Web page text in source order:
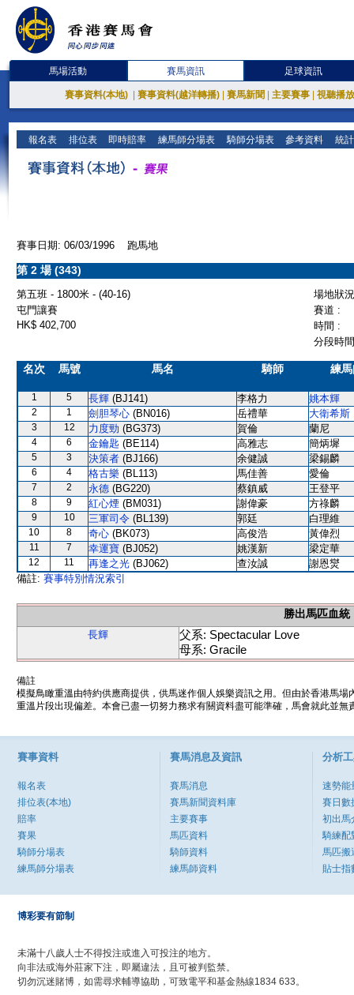
馬場活動 賽馬資訊 足球資訊
賽事資料(本地) 賽事資料(越洋轉播) 賽馬新聞 主要賽事 視聽播
報名表 排位表 即時賠率 練馬師分場表 騎師分場表 參考資料 統
賽事日期: 06/03/1996 跑馬地
第 2 場 (343)
第五班 - 1800米 - (40-16)
場地狀
屯門讓賽
賽道 :
HK$ 402,700
時間 :
分段時
名次 馬號 馬名 騎師 練
1 5 長輝 (BJ141) 李格力 姚本輝
2 1 劍胆琴心 (BN016) 岳禮華 大衛希斯
3 12 力度勁 (BG373) 賀倫 蘭尼
4 6 金鑰匙 (BE114) 高雅志 簡炳墀
5 3 決策者 (BJ166) 余健誠 梁錫麟
6 4 格古樂 (BL113) 馬佳善 愛倫
7 2 永德 (BG220) 蔡鎮威 王登平
8 9 紅心煙 (BM031) 謝偉豪 方祿麟
9 10 三軍司令 (BL139) 郭廷 白理維
10 8 奇心 (BK073) 高俊浩 黃偉烈
11 7 幸運寶 (BJ052) 姚漢新 梁定華
12 11 再逢之光 (BJ062) 查汝誠
謝恩爕
備註: 賽事特別情況索引
勝出馬匹血統
長輝
父系: Spectacular Love
母系: Gracile
備註
模擬鳥瞰重溫由特約供應商提供，供馬迷作個人娛樂資訊之用。但由於香港馬
重溫片段出現偏差。本會已盡一切努力務求有關資料盡可能準確，馬會就此並
賽事資料
報名表
排位表(本地)
賠率
賽果
騎師分場表
練馬師分場表
賽馬消息及資訊
賽馬消息
賽馬新聞資料庫
主要賽事
馬匹資料
騎師資料
練馬師資料
分析
速勢能
賽日數
初出馬
騎練配
馬匹搬
貼士指
博彩要有節制
未滿十八歲人士不得投注或進入可投注的地方。
向非法或海外莊家下注，即屬違法，且可被判監禁。
切勿沉迷賭博，如需尋求輔導協助，可致電平和基金熱線1834 633。